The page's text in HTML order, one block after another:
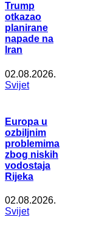
Trump
otkazao
planirane
napade na
Iran
02.08.2026.
Svijet
Europa u
ozbiljnim
problemima
zbog niskih
vodostaja
Rijeka
02.08.2026.
Svijet